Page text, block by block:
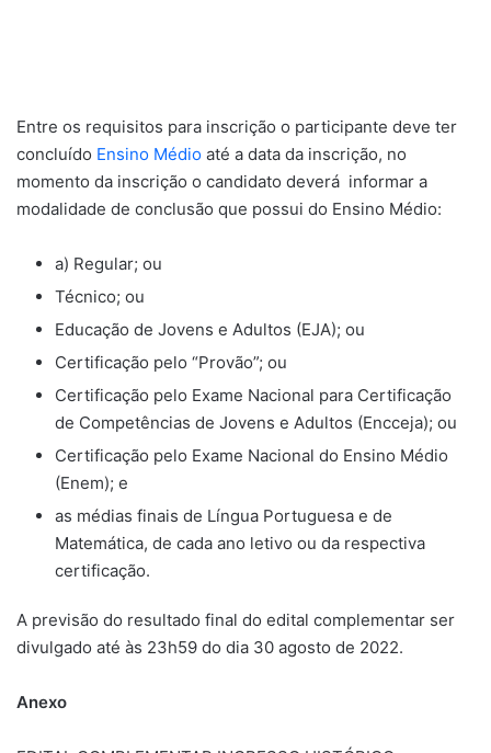
Entre os requisitos para inscrição o participante deve ter
concluído Ensino Médio até a data da inscrição, no
momento da inscrição o candidato deverá informar a
modalidade de conclusão que possui do Ensino Médio:
a) Regular; ou
Técnico; ou
Educação de Jovens e Adultos (EJA); ou
Certificação pelo “Provão”; ou
Certificação pelo Exame Nacional para Certificação
de Competências de Jovens e Adultos (Encceja); ou
Certificação pelo Exame Nacional do Ensino Médio
(Enem); e
as médias finais de Língua Portuguesa e de
Matemática, de cada ano letivo ou da respectiva
certificação.
A previsão do resultado final do edital complementar ser
divulgado até às 23h59 do dia 30 agosto de 2022.
Anexo